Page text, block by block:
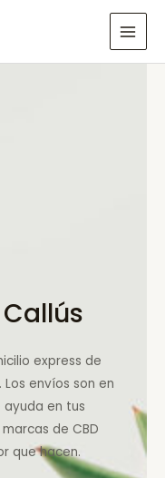
express de
envíos son en
ayuda en tus
de CBD
que hacen.